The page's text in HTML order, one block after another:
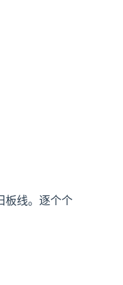
板线。逐个个